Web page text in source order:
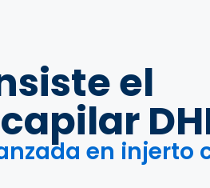
el
en injerto